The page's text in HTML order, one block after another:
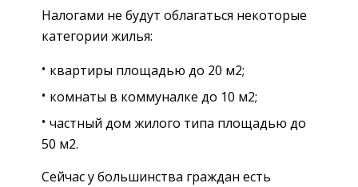
Налогами не будут облагаться некоторые
категории жилья:
квартиры площадью до 20 м2;
комнаты в коммуналке до 10 м2;
частный дом жилого типа площадью до
50 м2.
Сейчас у большинства граждан есть